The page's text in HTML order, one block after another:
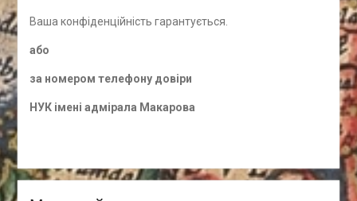
Ваша конфіденційність гарантується.
або
за номером телефону довіри
НУК імені адмірала Макарова